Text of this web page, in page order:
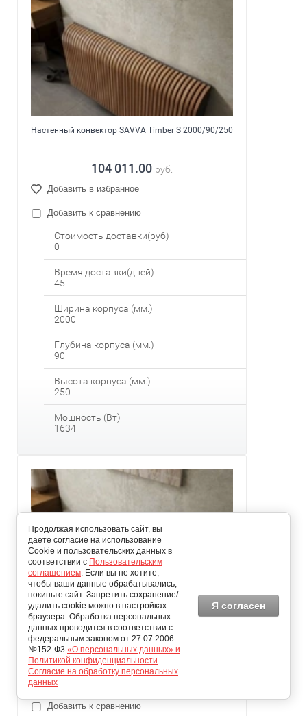
Настенный конвектор SAVVA Timber S 2000/90/250
104 011.00 руб.
Добавить в избранное
Добавить к сравнению
Стоимость доставки(руб)
0
Время доставки(дней)
45
Ширина корпуса (мм.)
2000
Глубина корпуса (мм.)
90
Высота корпуса (мм.)
250
Мощность (Вт)
1634
Настенный конвектор SAVVA Timber S 2100/90/250
108 034.00 руб.
Добавить в избранное
Добавить к сравнению
Продолжая использовать сайт, вы
даете согласие на использование
Cookie и пользовательских данных в
соответствии с Пользовательским
соглашением. Если вы не хотите,
чтобы ваши данные обрабатывались,
покиньте сайт. Запретить сохранение/
удалить cookie можно в настройках
браузера. Обработка персональных
данных проводится в соответствии с
федеральным законом от 27.07.2006
№152-Ф3 «О персональных данных» и
Политикой конфиденциальности.
Согласие на обработку персональных
данных
Я согласен